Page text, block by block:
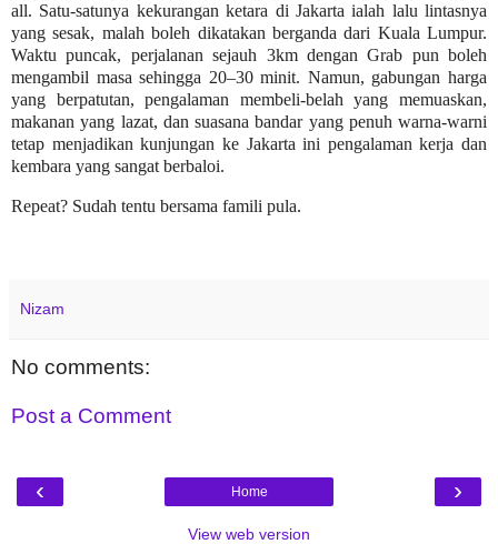
all. Satu-satunya kekurangan ketara di Jakarta ialah lalu lintasnya
yang sesak, malah boleh dikatakan berganda dari Kuala Lumpur.
Waktu puncak, perjalanan sejauh 3km dengan Grab pun boleh
mengambil masa sehingga 20–30 minit. Namun, gabungan harga
yang berpatutan, pengalaman membeli-belah yang memuaskan,
makanan yang lazat, dan suasana bandar yang penuh warna-warni
tetap menjadikan kunjungan ke Jakarta ini pengalaman kerja dan
kembara yang sangat berbaloi.
Repeat? Sudah tentu bersama famili pula.
Nizam
No comments:
Post a Comment
‹ ›
Home
View web version